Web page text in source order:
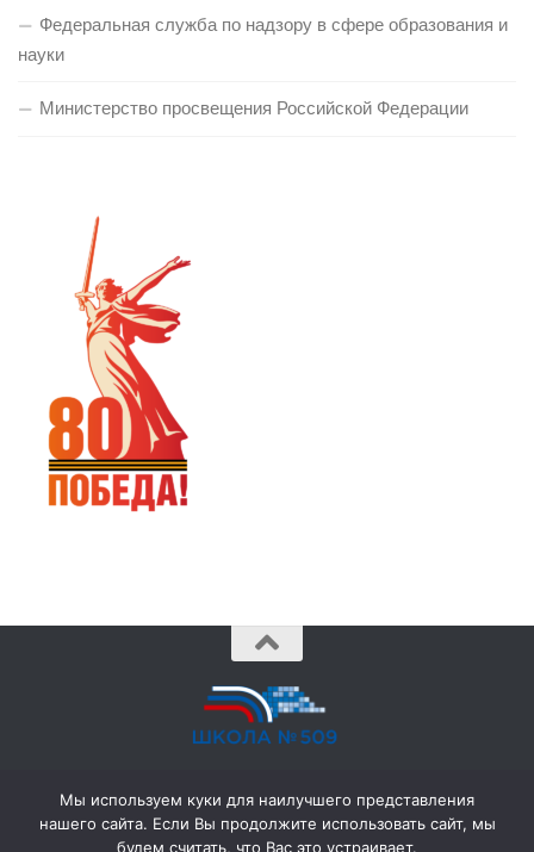
Федеральная служба по надзору в сфере образования и
науки
Министерство просвещения Российской Федерации
702-38-62 •
198206, Санкт-Петербург, ул. Капитана Грищенко, д. 3 к. 1
Мы используем куки для наилучшего представления
нашего сайта. Если Вы продолжите использовать сайт, мы
будем считать, что Вас это устраивает.